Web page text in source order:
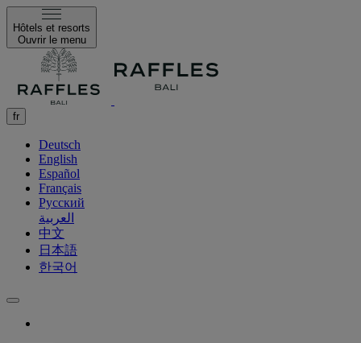
Hôtels et resorts
Ouvrir le menu
fr
Deutsch
English
Español
Français
Русский
العربية
中文
日本語
한국어